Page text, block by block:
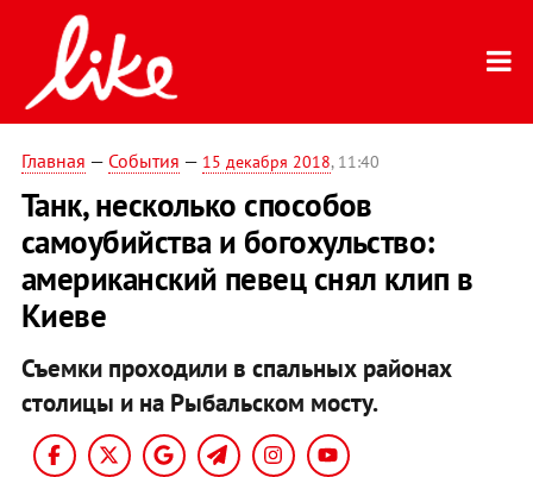
Главная — События — 15 декабря 2018, 11:40
Танк, несколько способов
самоубийства и богохульство:
американский певец снял клип в
Киеве
Съемки проходили в спальных районах
столицы и на Рыбальском мосту.